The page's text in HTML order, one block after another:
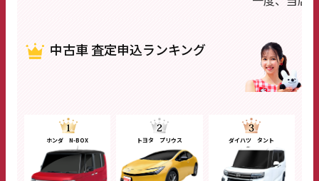
中古車 査定申込ランキング
ホンダ N-BOX トヨタ プリウス ダイハツ タント